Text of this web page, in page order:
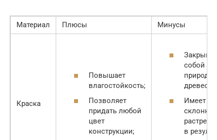
Материал Плюсы Минусы
Краска
Повышает
влагостойкость;
Позволяет
придать любой
цвет
конструкции;
собой
Имеет
в